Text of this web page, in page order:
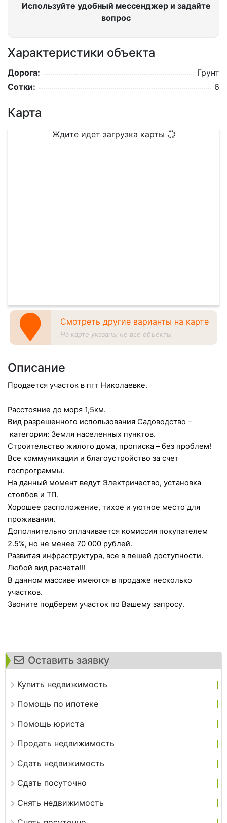
Оставить заявку
Купить недвижимость
Помощь по ипотеке
Помощь юриста
Продать недвижимость
Сдать недвижимость
Сдать посуточно
Снять недвижимость
Используйте удобный мессенджер и задайте
вопрос
Характеристики объекта
Дорога:
Грунт
Сотки:
6
Карта
Ждите идет загрузка карты
Смотреть другие варианты на карте
На карте указаны не все объекты
Описание
Продается участок в пгт Николаевке.
Расстояние до моря 1,5км.
Вид разрешенного использования Садоводство –
категория: Земля населенных пунктов.
Строительство жилого дома, прописка – без проблем!
Все коммуникации и благоустройство за счет
госпрограммы.
На данный момент ведут Электричество, установка
столбов и ТП.
Хорошее расположение, тихое и уютное место для
проживания.
Дополнительно оплачивается комиссия покупателем
2.5%, но не менее 70 000 рублей.
Развитая инфраструктура, все в пешей доступности.
Любой вид расчета!!!
В данном массиве имеются в продаже несколько
участков.
Звоните подберем участок по Вашему запросу.